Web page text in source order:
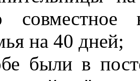
на 40 дней;
были в